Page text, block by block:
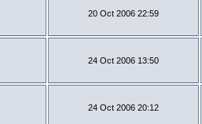
20 Oct 2006 22:59
24 Oct 2006 13:50
24 Oct 2006 20:12